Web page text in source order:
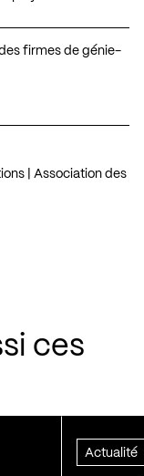
firmes de génie-
| Association des
ces
Actualité